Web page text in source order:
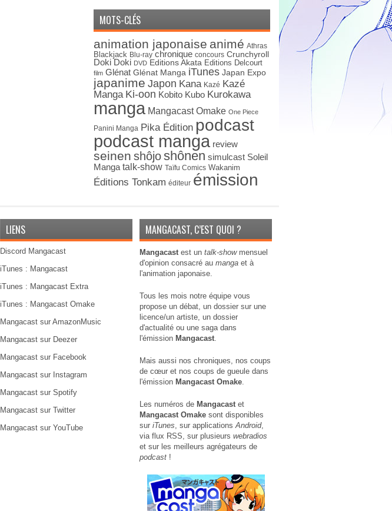
MOTS-CLÉS
animation japonaise animé Athras
Blackjack Blu-ray chronique concours Crunchyroll
Doki Doki DVD Editions Akata Editions Delcourt
film Glénat Glénat Manga iTunes Japan Expo
japanime Japon Kana Kazé Kazé
Manga Ki-oon Kobito Kubo Kurokawa
manga Mangacast Omake One Piece
Panini Manga Pika Édition podcast
podcast manga review
seinen shôjoshônen simulcast Soleil
Manga talk-show Taïfu Comics Wakanim
Éditions Tonkam éditeur émission
LIENS
Discord Mangacast
iTunes : Mangacast
iTunes : Mangacast Extra
iTunes : Mangacast Omake
Mangacast sur AmazonMusic
Mangacast sur Deezer
Mangacast sur Facebook
Mangacast sur Instagram
Mangacast sur Spotify
Mangacast sur Twitter
Mangacast sur YouTube
MANGACAST, C’EST QUOI ?
Mangacastest un talk-showmensuel
d'opinion consacré au manga et à
l'animation japonaise.
Tous les mois notre équipe vous
propose un débat, un dossier sur une
licence/un artiste, un dossier
d'actualité ou une saga dans
l'émission Mangacast.
Mais aussi nos chroniques, nos coups
de cœur et nos coups de gueule dans
l'émission Mangacast Omake.
Les numéros de Mangacastet
Mangacast Omake sont disponibles
sur iTunes, sur applicationsAndroid,
via flux RSS, sur plusieurs webradios
et sur les meilleurs agrégateurs de
podcast !